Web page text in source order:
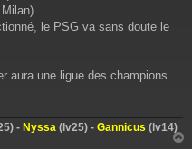
le PSG va sans doute le
aura une ligue des champions
- Nyssa (lv25) - Gannicus (lv14)